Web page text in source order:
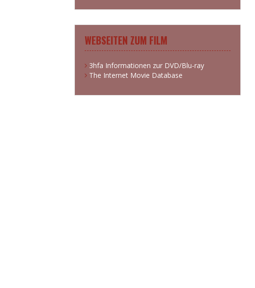
WEBSEITEN ZUM FILM
3hfa Informationen zur DVD/Blu-ray
The Internet Movie Database